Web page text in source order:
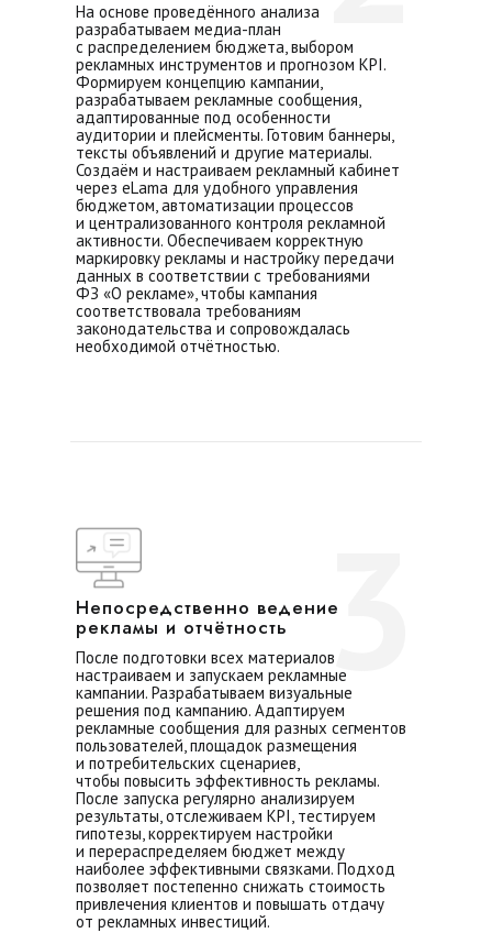
3
Непосредственно ведение
рекламы и отчётность
После подготовки всех материалов
настраиваем и запускаем рекламные
кампании. Разрабатываем визуальные
решения под кампанию. Адаптируем
рекламные сообщения для разных сегментов
пользователей, площадок размещения
и потребительских сценариев,
чтобы повысить эффективность рекламы.
После запуска регулярно анализируем
результаты, отслеживаем KPI, тестируем
гипотезы, корректируем настройки
и перераспределяем бюджет между
наиболее эффективными связками. Подход
позволяет постепенно снижать стоимость
привлечения клиентов и повышать отдачу
от рекламных инвестиций.
На основе проведённого анализа
разрабатываем медиа-план
с распределением бюджета, выбором
рекламных инструментов и прогнозом KPI.
Формируем концепцию кампании,
разрабатываем рекламные сообщения,
адаптированные под особенности
аудитории и плейсменты. Готовим баннеры,
тексты объявлений и другие материалы.
Создаём и настраиваем рекламный кабинет
через eLama для удобного управления
бюджетом, автоматизации процессов
и централизованного контроля рекламной
активности. Обеспечиваем корректную
маркировку рекламы и настройку передачи
данных в соответствии с требованиями
ФЗ «О рекламе», чтобы кампания
соответствовала требованиям
законодательства и сопровождалась
необходимой отчётностью.